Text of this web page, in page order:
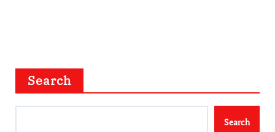
Search
Search